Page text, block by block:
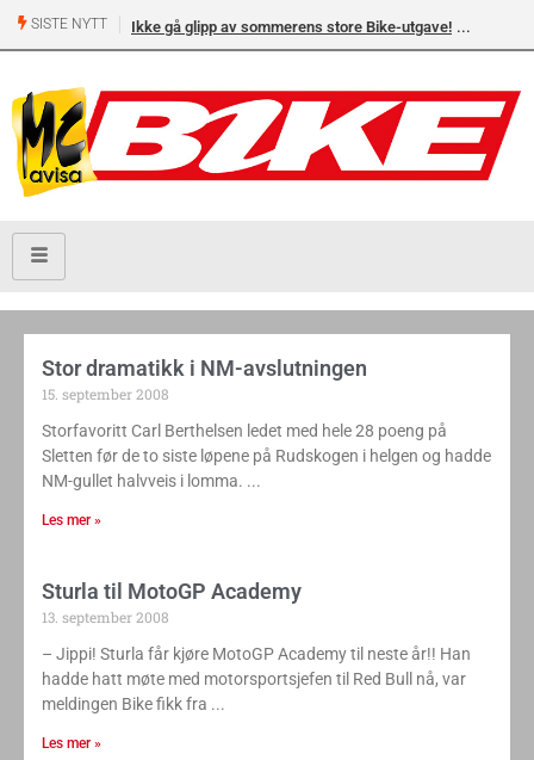
SISTE NYTT Ikke gå glipp av sommerens store Bike-utgave!
Stor dramatikk i NM-avslutningen
15. september 2008
Storfavoritt Carl Berthelsen ledet med hele 28 poeng på
Sletten før de to siste løpene på Rudskogen i helgen og hadde
NM-gullet halvveis i lomma.
Les mer »
Sturla til MotoGP Academy
13. september 2008
– Jippi! Sturla får kjøre MotoGP Academy til neste år!! Han
hadde hatt møte med motorsportsjefen til Red Bull nå, var
meldingen Bike fikk fra
Les mer »